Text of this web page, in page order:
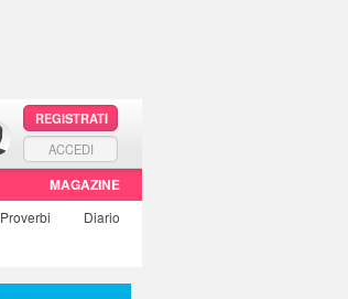
REGISTRATI
ACCEDI
MAGAZINE
Proverbi
Diario